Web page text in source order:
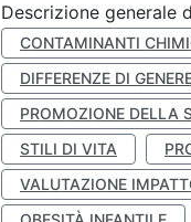
Descrizione generale
CONTAMINANTI
DIFFERENZE DI
PROMOZIONE DELLA
STILI DI VITA
VALUTAZIONE